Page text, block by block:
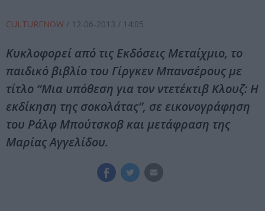
CULTURENOW / 12-06-2013 / 14:05
Κυκλοφορεί από τις Εκδόσεις Μεταίχμιο, το
παιδικό βιβλίο του Γίργκεν Μπανσέρους με
τίτλο “Μια υπόθεση για τον ντετέκτιβ Κλουζ: Η
εκδίκηση της σοκολάτας”, σε εικονογράφηση
του Ράλφ Μπούτσκοβ και μετάφραση της
Μαρίας Αγγελίδου.